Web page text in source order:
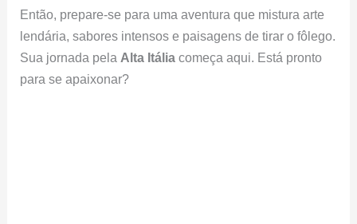
Então, prepare-se para uma aventura que mistura arte
lendária, sabores intensos e paisagens de tirar o fôlego.
Sua jornada pela Alta Itália começa aqui. Está pronto
para se apaixonar?